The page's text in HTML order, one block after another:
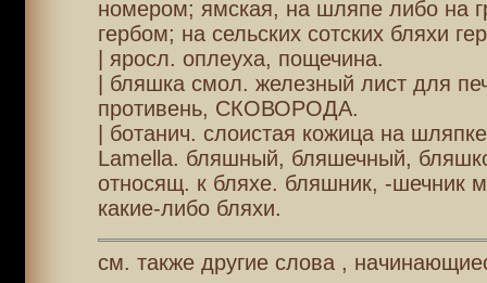
номером; ямская, на шляпе либо на
гербом; на сельских сотских бляхи
| яросл. оплеуха, пощечина.
| бляшка смол. железный лист для
противень, СКОВОРОДА.
| ботанич. слоистая кожица на
Lamella. бляшный, бляшечный,
относящ. к бляхе. бляшник, -шечник
какие-либо бляхи.
см. также другие слова ,